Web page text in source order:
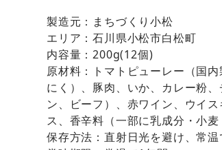
製造元：まちづくり小松
エリア：石川県小松市白松町
内容量：200g(12個)
原材料：トマトピューレー（国
にく）、豚肉、いか、カレー粉
ン、ビーフ）、赤ワイン、ウイ
ス、香辛料（一部に乳成分・小
保存方法：直射日光を避け、常